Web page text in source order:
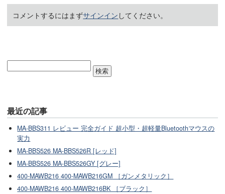
コメントするにはまずサインイン してください。
最近の記事
MA-BBS311 レビュー 完全ガイド 超小型・超軽量Bluetoothマウスの
実力
MA-BBS526 MA-BBS526R [レッド]
MA-BBS526 MA-BBS526GY [グレー]
400-MAWB216 400-MAWB216GM ［ガンメタリック］
400-MAWB216 400-MAWB216BK ［ブラック］